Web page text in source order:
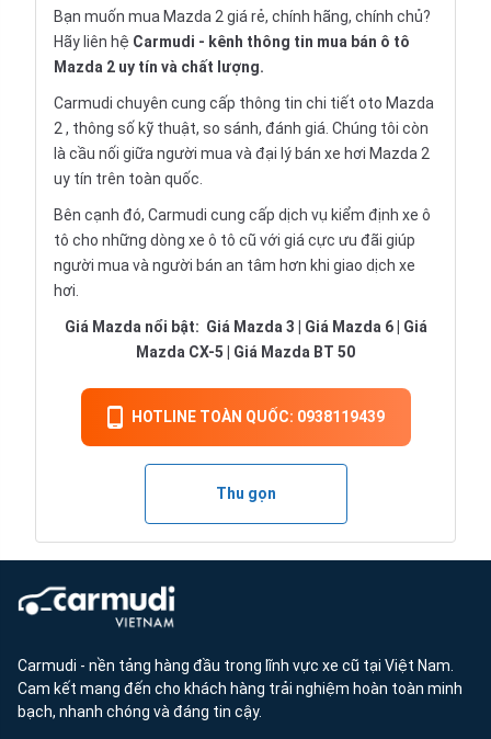
Bạn muốn mua Mazda 2 giá rẻ, chính hãng, chính chủ?
Hãy liên hệ Carmudi - kênh thông tin mua bán ô tô
Mazda 2 uy tín và chất lượng.
Carmudi chuyên cung cấp thông tin chi tiết oto Mazda
2 , thông số kỹ thuật, so sánh, đánh giá. Chúng tôi còn
là cầu nối giữa người mua và đại lý bán xe hơi Mazda 2
uy tín trên toàn quốc.
Bên cạnh đó, Carmudi cung cấp dịch vụ kiểm định xe ô
tô cho những dòng xe ô tô cũ với giá cực ưu đãi giúp
người mua và người bán an tâm hơn khi giao dịch xe
hơi.
Giá Mazda nổi bật: Giá Mazda 3 Giá Mazda 6| Giá
Mazda CX-5
Giá Mazda BT 50
HOTLINE TOÀN QUỐC: 0938119439
Thu gọn
Carmudi - nền tảng hàng đầu trong lĩnh vực xe cũ tại Việt Nam.
Cam kết mang đến cho khách hàng trải nghiệm hoàn toàn minh
bạch, nhanh chóng và đáng tin cậy.